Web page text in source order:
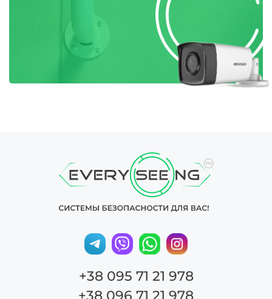
+38 095 71 21 978
+38 096 71 21 978